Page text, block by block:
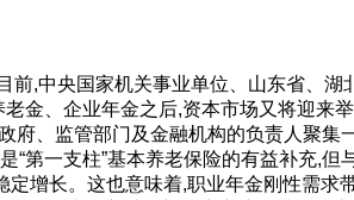
前,中央国家机关事业单位、山东省、
金、企业年金之后,资本市场又将迎来
府、监管部门及金融机构的负责人聚集
第一支柱”基本养老保险的有益补充,
增长。这也意味着,职业年金刚性需求